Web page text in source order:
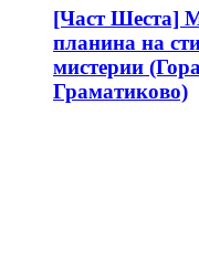
[Част Шеста]
планина на
мистерии
Граматиково)